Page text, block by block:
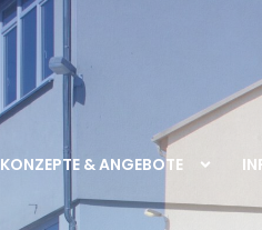
KONZEPTE & ANGEBOTE